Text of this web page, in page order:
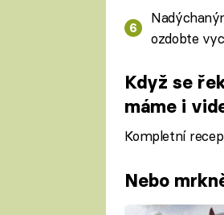
ozdobte
Když se
máme i
Kompletní
Nebo